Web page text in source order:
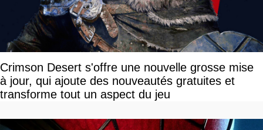
Crimson Desert s'offre une nouvelle grosse mise
à jour, qui ajoute des nouveautés gratuites et
transforme tout un aspect du jeu